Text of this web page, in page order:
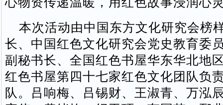
本次活动由中国东方文化研究会榜
长、中国红色文化研究会党史教育委
副秘书长、全国红色书屋华东华北地
红色书屋第四十七家红色文化团队负
队。吕响梅、吕锡财、王淑青、万泓